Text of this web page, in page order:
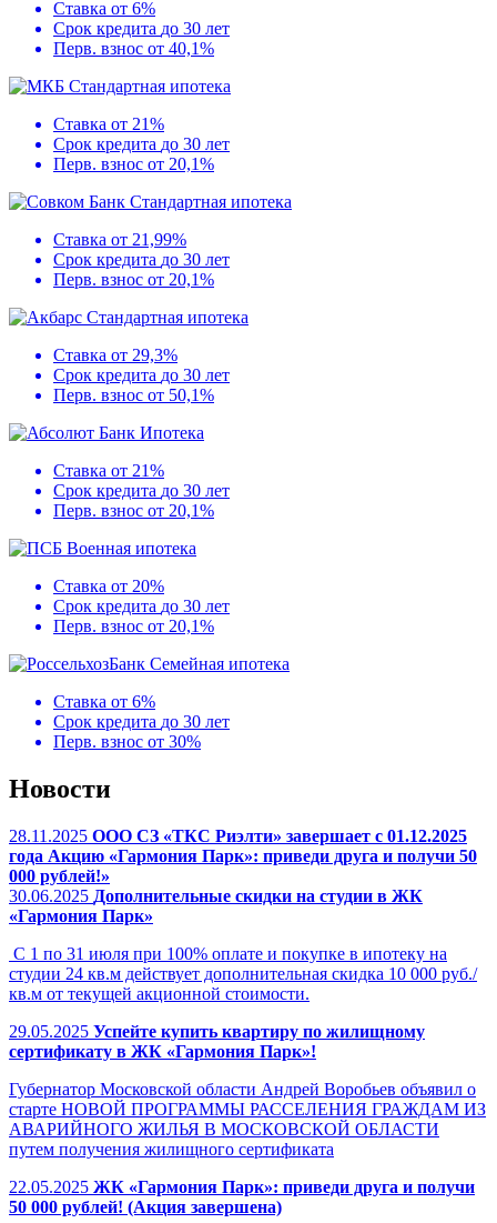
Ставка от 6%
Срок кредита до 30 лет
Перв. взнос от 40,1%
Стандартная ипотека
Ставка от 21%
Срок кредита до 30 лет
Перв. взнос от 20,1%
Стандартная ипотека
Ставка от 21,99%
Срок кредита до 30 лет
Перв. взнос от 20,1%
Стандартная ипотека
Ставка от 29,3%
Срок кредита до 30 лет
Перв. взнос от 50,1%
Ипотека
Ставка от 21%
Срок кредита до 30 лет
Перв. взнос от 20,1%
Военная ипотека
Ставка от 20%
Срок кредита до 30 лет
Перв. взнос от 20,1%
Семейная ипотека
Ставка от 6%
Срок кредита до 30 лет
Перв. взнос от 30%
Новости
28.11.2025 ООО СЗ «ТКС Риэлти» завершает с 01.12.2025
года Акцию «Гармония Парк»: приведи друга и получи 50
000 рублей!»
30.06.2025 Дополнительные скидки на студии в ЖК
«Гармония Парк»
С 1 по 31 июля при 100% оплате и покупке в ипотеку на
студии 24 кв.м действует дополнительная скидка 10 000 руб./
кв.м от текущей акционной стоимости.
29.05.2025 Успейте купить квартиру по жилищному
сертификату в ЖК «Гармония Парк»!
Губернатор Московской области Андрей Воробьев объявил о
старте НОВОЙ ПРОГРАММЫ РАССЕЛЕНИЯ ГРАЖДАМ ИЗ
АВАРИЙНОГО ЖИЛЬЯ В МОСКОВСКОЙ ОБЛАСТИ
путем получения жилищного сертификата
22.05.2025 ЖК «Гармония Парк»: приведи друга и получи
50 000 рублей! (Акция завершена)